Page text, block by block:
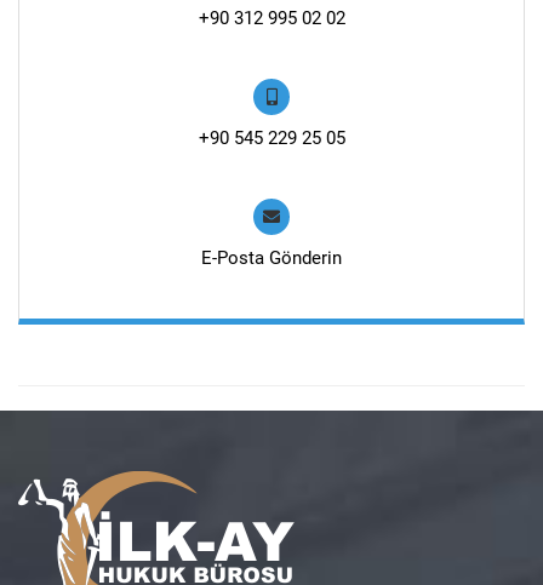
+90 312 995 02 02
+90 545 229 25 05
E-Posta Gönderin